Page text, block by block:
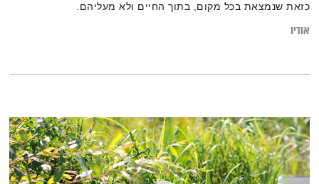
כזאת שנמצאת בכל מקום, בתוך החיים ולא מעליהם.
אודיו